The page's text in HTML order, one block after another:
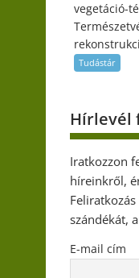
vegetáció-
Tudástár
Hírlevél
Iratkozzon
híreinkről,
szándékát,
E-mail cím